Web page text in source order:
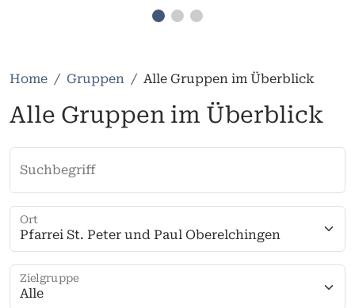
Home Gruppen Alle Gruppen im Überblick
Alle Gruppen im Überblick
Suchbegriff
Pfarrei St. Peter und Paul Oberelchingen
Ort
Alle
Zielgruppe